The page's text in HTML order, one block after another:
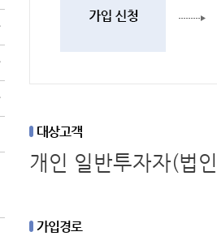
대상고객
개인 일반투자자(법
가입경로